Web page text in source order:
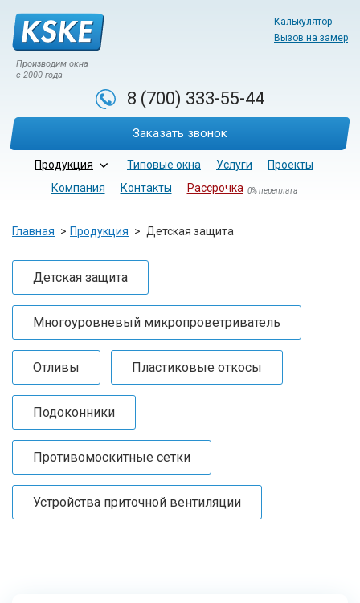
Производим окна
с 2000 года
Калькулятор
Вызов на замер
8 (700) 333-55-44
Заказать звонок
Продукция Типовые окна Услуги
Проекты
Компания
Контакты Рассрочка 0% переплата
Главная Продукция Детская защита
Детская защита
Многоуровневый микропроветриватель
Отливы Пластиковые откосы
Подоконники
Противомоскитные сетки
Устройства приточной вентиляции